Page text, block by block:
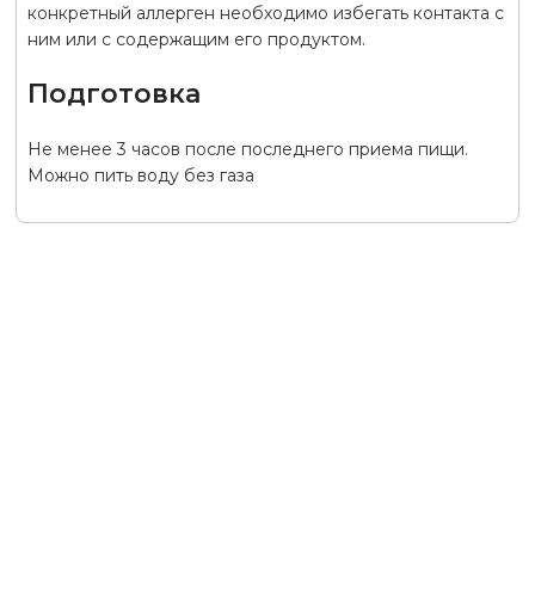
конкретный аллерген необходимо избегать контакта с
ним или с содержащим его продуктом.
Подготовка
Не менее 3 часов после последнего приема пищи.
Можно пить воду без газа